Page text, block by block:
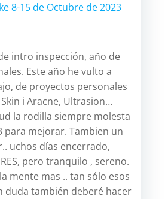
8-15 de Octubre de 2023
intro inspección, año de
Este año he vulto a
de proyectos personales
i Aracne, Ultrasion…
la rodilla siempre molesta
para mejorar. Tambien un
uchos días encerrado,
pero tranquilo , sereno.
mente mas .. tan sólo esos
duda también deberé hacer